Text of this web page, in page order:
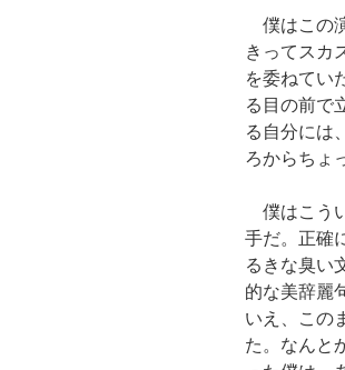
僕はこの
きってスカ
を委ねてい
る目の前で
る自分には
ろからちょ
僕はこう
手だ。正確
るきな臭い
的な美辞麗
いえ、この
た。なんと